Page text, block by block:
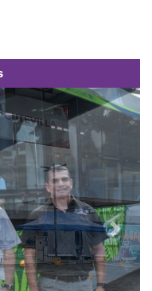
Next